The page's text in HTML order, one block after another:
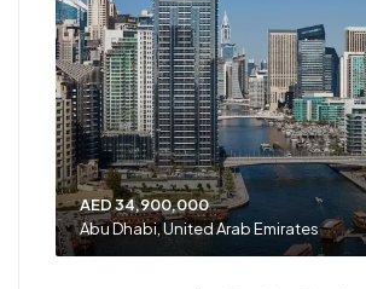
AED 34,900,000
Abu Dhabi, United Arab Emirates